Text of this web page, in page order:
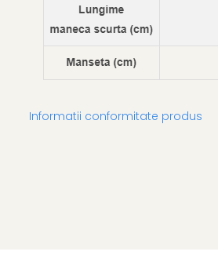
Informatii conformitate produs